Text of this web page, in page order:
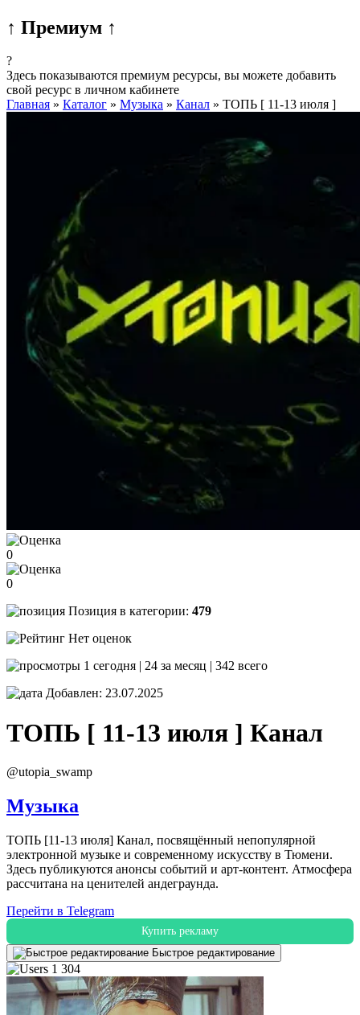
↑ Премиум ↑
?
Здесь показываются премиум ресурсы, вы можете добавить
свой ресурс в личном кабинете
Главная » Каталог » Музыка » Канал » ТОПЬ [ 11-13 июля ]
0
0
Позиция в категории: 479
Нет оценок
1 сегодня | 24 за месяц | 342 всего
Добавлен: 23.07.2025
ТОПЬ [ 11-13 июля ] Канал
@utopia_swamp
Музыка
ТОПЬ [11-13 июля] Канал, посвящённый непопулярной
электронной музыке и современному искусству в Тюмени.
Здесь публикуются анонсы событий и арт-контент. Атмосфера
рассчитана на ценителей андеграунда.
Перейти в Telegram
Купить рекламу
Быстрое редактирование
1 304